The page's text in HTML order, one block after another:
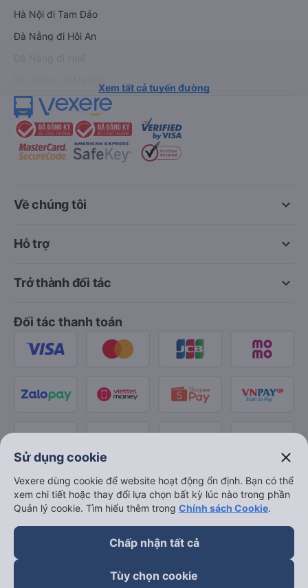
Hà Nội đi Tam Đảo
Đà Nẵng đi Hội An
Xem tất cả tuyến đường
keyboard_arrow_down
Về chúng tôi
keyboard_arrow_down
Hỗ trợ
keyboard_arrow_down
Trở thành đối tác
Đối tác thanh toán
Sử dụng cookie close
Vexere dùng cookie để website hoạt động ổn định. Bạn có thể
xem chi tiết hoặc thay đổi lựa chọn bất kỳ lúc nào trong phần
Quản lý cookie. Tìm hiểu thêm trong Chính sách Cookie.
Chấp nhận tất cả
Tùy chọn cookie